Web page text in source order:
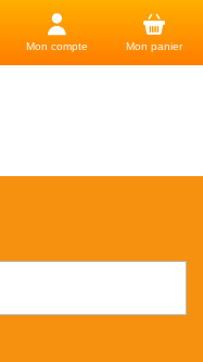
Mon compte Mon panier